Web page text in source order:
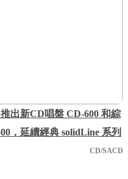
出新CD唱盤 CD-600 和綜
，延續經典 solidLine 系列
CD/SACD